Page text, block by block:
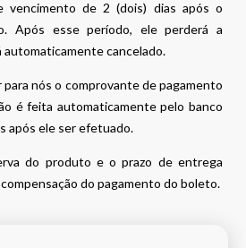
de 2 (dois) dias após o
Após esse período, ele perderá a
automaticamente cancelado.
nós o comprovante de pagamento
é feita automaticamente pelo banco
após ele ser efetuado.
do produto e o prazo de entrega
do pagamento do boleto.